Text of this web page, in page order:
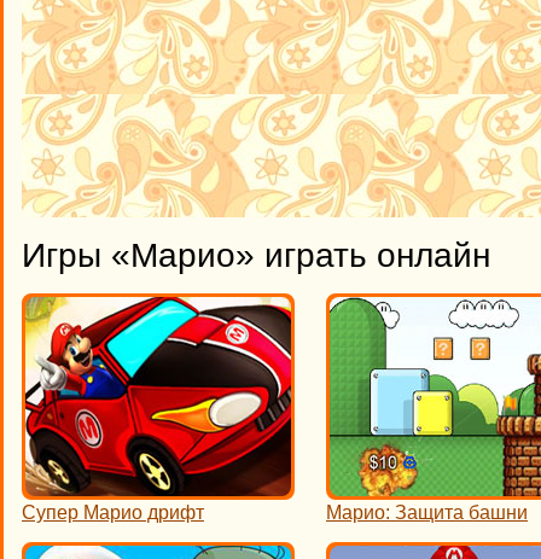
Игры «Марио» играть онлайн
Супер Марио дрифт Марио: Защита башни